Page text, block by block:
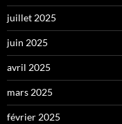
juillet 2025
juin 2025
avril 2025
mars 2025
février 2025